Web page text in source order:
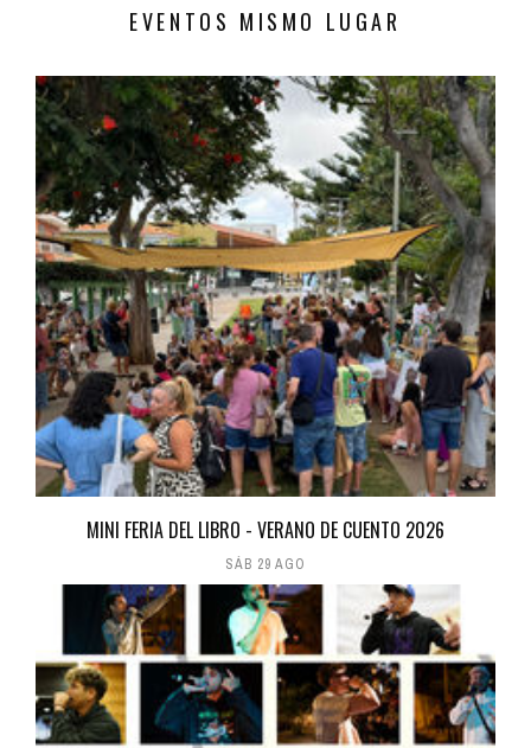
EVENTOS MISMO LUGAR
MINI FERIA DEL LIBRO - VERANO DE CUENTO 2026
SÁB 29 AGO